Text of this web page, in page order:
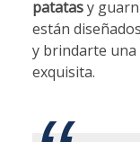
patatasy
están
y brindarte
exquisita.